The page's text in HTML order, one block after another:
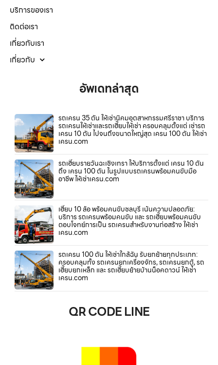
บริการของเรา
ติดต่อเรา
เกี่ยวกับเรา
เกี่ยวกับ
อัพเดทล่าสุด
รถเครน 35 ตัน ให้เช่านิคมอุตสาหกรรมศรีราชา บริการ
รถเครนให้เช่าและรถเฮี๊ยบให้เช่า ครอบคลุมตั้งแต่ เช่ารถ
เครน 10 ตัน ไปจนถึงขนาดใหญ่สุด เครน 100 ตัน ให้เช่า
เครน.com
รถเฮี๊ยบรายวันฉะเชิงเทรา ให้บริการตั้งแต่ เครน 10 ตัน
ถึง เครน 100 ตัน ในรูปแบบรถเครนพร้อมคนขับมือ
อาชีพ ให้เช่าเครน.com
เฮี๊ยบ 10 ล้อ พร้อมคนขับชลบุรี เน้นความปลอดภัย:
บริการ รถเครนพร้อมคนขับ และ รถเฮี๊ยบพร้อมคนขับ
ตอบโจทย์การเป็น รถเครนสำหรับงานก่อสร้าง ให้เช่า
เครน.com
รถเครน 100 ตัน ให้เช่าใกล้ฉัน รับยกย้ายทุกประเภท:
ครอบคลุมทั้ง รถเครนยกเครื่องจักร, รถเครนยกตู้, รถ
เฮี๊ยบยกเหล็ก และ รถเฮี๊ยบย้ายบ้านน็อคดาวน์ ให้เช่า
เครน.com
QR CODE LINE